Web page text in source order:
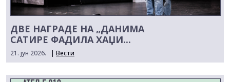
ДВЕ НАГРАДЕ НА „ДАНИМА
САТИРЕ ФАДИЛА ХАЏИ...
21. јун 2026. | Вести